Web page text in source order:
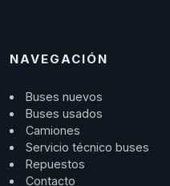
NAVEGACIÓN
Buses nuevos
Buses usados
Camiones
Servicio técnico buses
Repuestos
Contacto